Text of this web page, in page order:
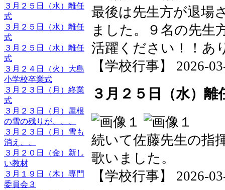
３月２５日（水）離任
式
３月２５日（水）離任
式
３月２５日（水）離任
式
３月２４日（火）大島
小学校卒業式
３月２３日（月）終業
式
３月２３日（月）屋根
の雪の残りが、、、
３月２３日（月）雪も
消え、、
３月２０日（金）新し
い教材
３月１９日（木）専門
委員会３
最後は先生方が退場
ました。９名の先生
活躍ください！！あ
【学校行事】 2026-
３月２５日（水）離
続いて佐藤先生の指
歌いました。
【学校行事】 2026-